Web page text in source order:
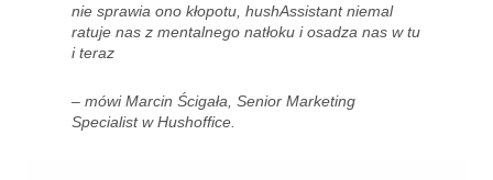
nie sprawia ono kłopotu, hushAssistant niemal
ratuje nas z mentalnego natłoku i osadza nas w tu
i teraz
– mówi Marcin Ścigała, Senior Marketing
Specialist w Hushoffice.